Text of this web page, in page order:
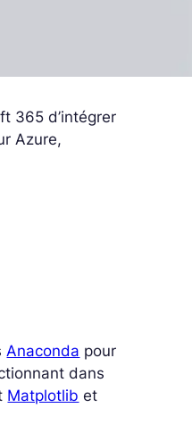
365 d’intégrer
Azure,
Anaconda pour
dans
Matplotlib et